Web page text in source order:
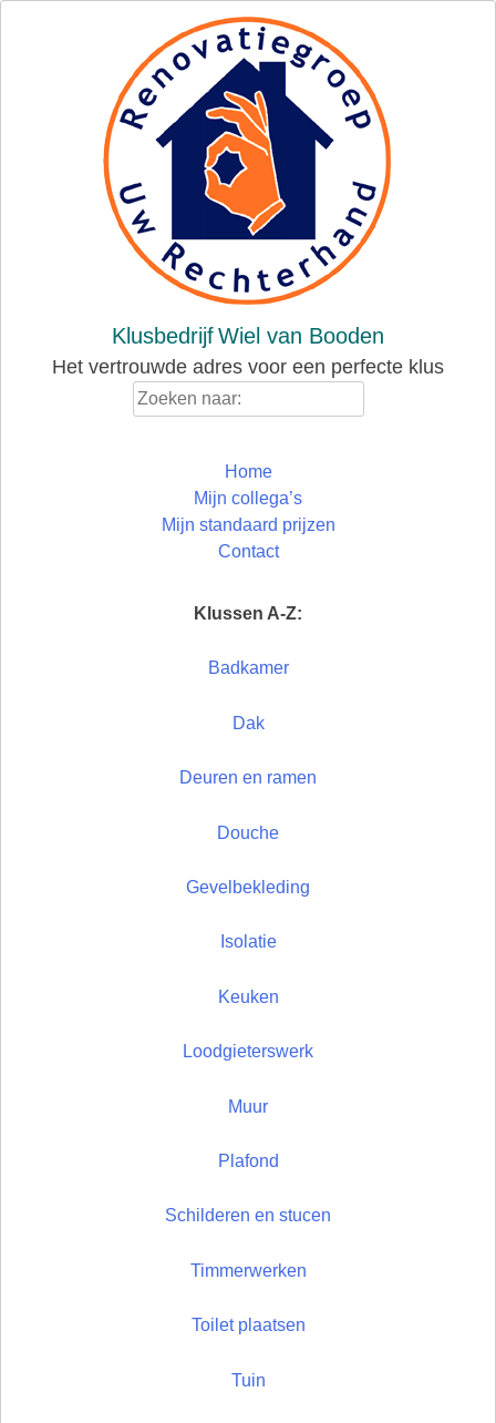
KlusbedrijfWiel van Booden
Het vertrouwde adres voor een perfecte klus
Home
Mijn collega’s
Mijn standaard prijzen
Contact
Klussen A-Z:
Badkamer
Dak
Deuren en ramen
Douche
Gevelbekleding
Isolatie
Keuken
Loodgieterswerk
Muur
Plafond
Schilderen en stucen
Timmerwerken
Toilet plaatsen
Tuin